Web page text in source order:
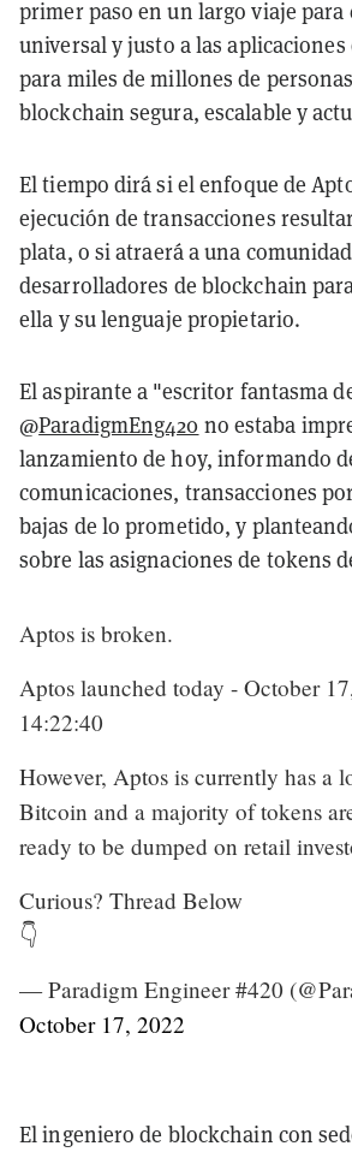
primer paso en un largo viaje para
universal y justo a las
para miles de millones de
blockchain segura, escalable y
El tiempo dirá si el enfoque de
ejecución de transacciones
plata, o si atraerá a una
desarrolladores de blockchain
ella y su lenguaje propietario.
El aspirante a "escritor fantasma
@ParadigmEng420 no estaba
lanzamiento de hoy, informando
comunicaciones, transacciones
bajas de lo prometido, y
sobre las asignaciones de tokens
Aptos is broken.
Aptos launched today - October
14:22:40
However, Aptos is currently has a
Bitcoin and a majority of tokens
ready to be dumped on retail
Curious? Thread Below
👇
— Paradigm Engineer #420
October 17, 2022
El ingeniero de blockchain con